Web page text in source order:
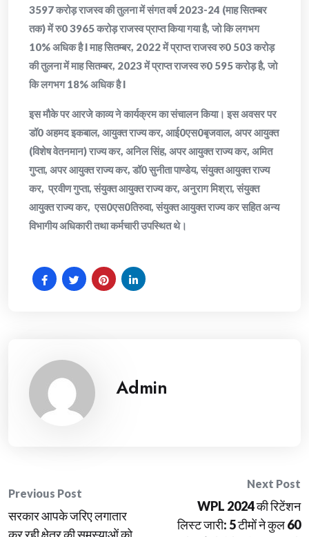
3597 करोड़ राजस्व की तुलना में संगत वर्ष 2023-24 (माह सितम्बर
तक) में रु0 3965 करोड़ राजस्व प्राप्त किया गया है, जो कि लगभग
10% अधिक है l माह सितम्बर, 2022 में प्राप्त राजस्व रु0 503 करोड़
की तुलना में माह सितम्बर, 2023 में प्राप्त राजस्व रु0 595 करोड़ है, जो
कि लगभग 18% अधिक है l
इस मौके पर आरजे काव्य ने कार्यक्रम का संचालन किया। इस अवसर पर
डॉ0 अहमद इकबाल, आयुक्त राज्य कर, आई0एस0बृजवाल, अपर आयुक्त
(विशेष वेतनमान) राज्य कर, अनिल सिंह, अपर आयुक्त राज्य कर, अमित
गुप्ता, अपर आयुक्त राज्य कर, डॉ0 सुनीता पाण्डेय, संयुक्त आयुक्त राज्य
कर, प्रवीण गुप्ता, संयुक्त आयुक्त राज्य कर, अनुराग मिश्रा, संयुक्त
आयुक्त राज्य कर, एस0एस0तिरुवा, संयुक्त आयुक्त राज्य कर सहित अन्य
विभागीय अधिकारी तथा कर्मचारी उपस्थित थे।
Admin
Post
navigation
Previous Post
सरकार आपके जरिए लगातार
Next Post
WPL 2024 की रिटेंशन
लिस्ट जारी: 5 टीमों ने कुल 60